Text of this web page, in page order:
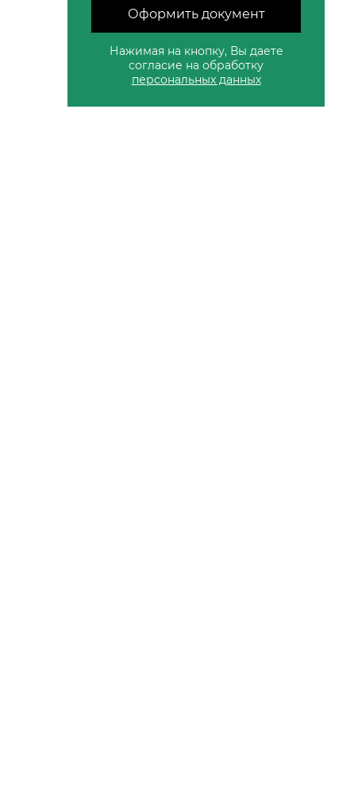
Оформить документ
Нажимая на кнопку, Вы даете
согласие на обработку
персональных данных